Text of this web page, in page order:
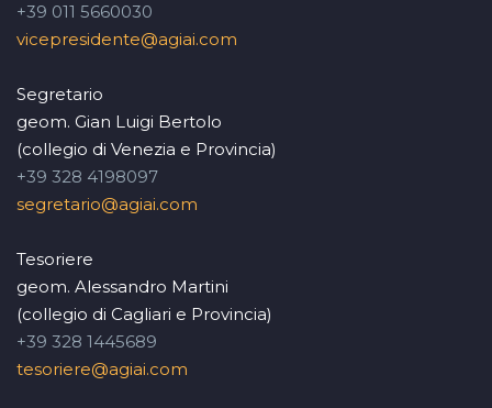
+39 011 5660030
vicepresidente@agiai.com
Segretario
geom. Gian Luigi Bertolo
(collegio di Venezia e Provincia)
+39 328 4198097
segretario@agiai.com
Tesoriere
geom. Alessandro Martini
(collegio di Cagliari e Provincia)
+39 328 1445689
tesoriere@agiai.com